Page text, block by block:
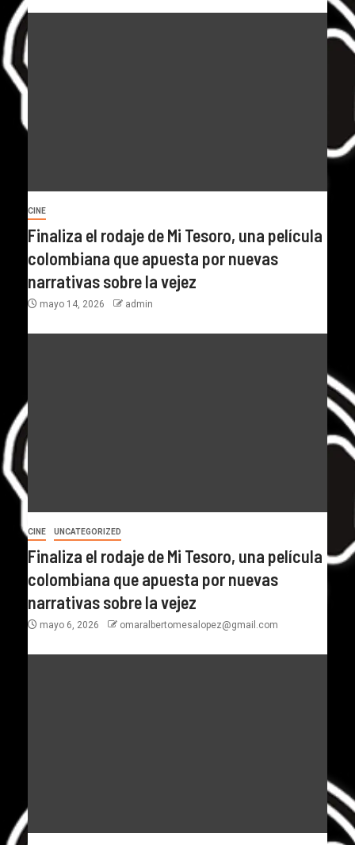
CINE
Finaliza el rodaje de Mi Tesoro, una película
colombiana que apuesta por nuevas
narrativas sobre la vejez
mayo 14, 2026 admin
CINE UNCATEGORIZED
Finaliza el rodaje de Mi Tesoro, una película
colombiana que apuesta por nuevas
narrativas sobre la vejez
mayo 6, 2026 omaralbertomesalopez@gmail.com